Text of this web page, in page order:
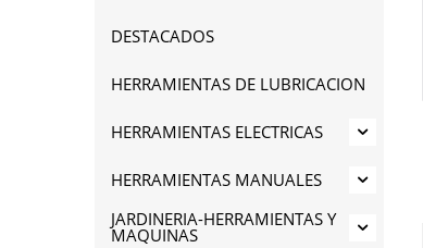
DESTACADOS
HERRAMIENTAS DE LUBRICACION
HERRAMIENTAS ELECTRICAS
HERRAMIENTAS MANUALES
JARDINERIA-HERRAMIENTAS Y
MAQUINAS